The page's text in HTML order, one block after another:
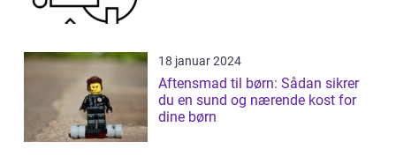
18 januar 2024
Aftensmad til børn: Sådan sikrer
du en sund og nærende kost for
dine børn